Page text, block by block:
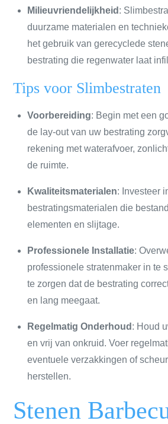
Milieuvriendelijkheid :
duurzame materialen en
het gebruik van gerecyclede
bestrating die regenwater laat
Tips voor Slimbestraten
Voorbereiding: Begin met een
de lay-out van uw bestrating
rekening met waterafvoer,
de ruimte.
Kwaliteitsmaterialen: Investeer
bestratingsmaterialen die
elementen en slijtage.
Professionele Installatie:
professionele stratenmaker in te
te zorgen dat de bestrating
en lang meegaat.
Regelmatig Onderhoud : Houd
en vrij van onkruid. Voer
eventuele verzakkingen of
herstellen.
Stenen